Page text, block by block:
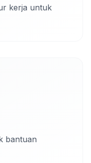
kerja untuk
bantuan